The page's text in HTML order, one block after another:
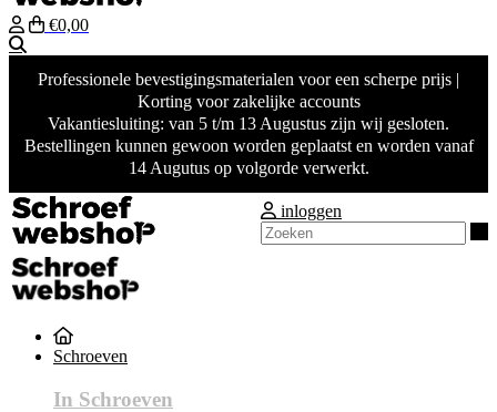
€0,00
Professionele bevestigingsmaterialen voor een scherpe prijs |
Korting voor zakelijke accounts
Vakantiesluiting: van 5 t/m 13 Augustus zijn wij gesloten.
Bestellingen kunnen gewoon worden geplaatst en worden vanaf
14 Augutus op volgorde verwerkt.
inloggen
Schroeven
In Schroeven